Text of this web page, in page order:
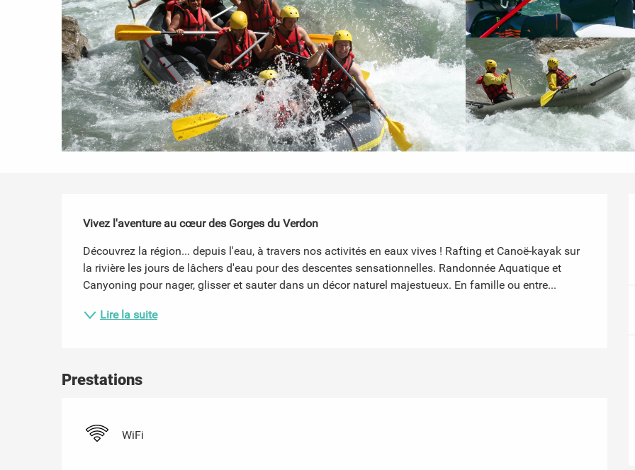
Description
Vivez l'aventure au cœur des Gorges du Verdon
Découvrez la région... depuis l'eau, à travers nos activités en eaux vives ! Rafting et Canoë-kayak sur
la rivière les jours de lâchers d'eau pour des descentes sensationnelles. Randonnée Aquatique et
Canyoning pour nager, glisser et sauter dans un décor naturel majestueux. En famille ou entre...
Lire la suite
Prestations
WiFi